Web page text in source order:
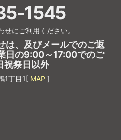
1545
にご利用ください。
は、及びメールでのご返
日の9:00～17:00でのご
祝祭日以外
1丁目1[ MAP ]